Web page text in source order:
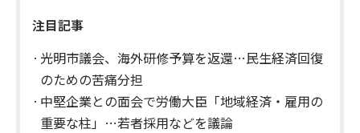
注目記事
光明市議会、海外研修予算を返還…民生経済回復
のための苦痛分担
中堅企業との面会で労働大臣「地域経済・雇用の
重要な柱」…若者採用などを議論